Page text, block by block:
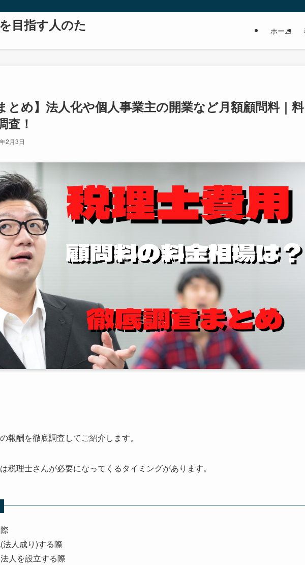
目指す人のた ホーム
とめ】法人化や個人事業主の開業など月額顧問料｜料
査！
2月3日
報酬を徹底調査してご紹介します。
税理士さんが必要になってくるタイミングがあります。
人成り)する際
人を設立する際